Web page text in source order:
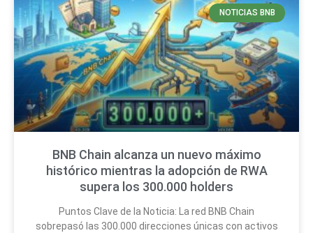
NOTICIAS BNB
BNB Chain alcanza un nuevo máximo
histórico mientras la adopción de RWA
supera los 300.000 holders
Puntos Clave de la Noticia: La red BNB Chain
sobrepasó las 300.000 direcciones únicas con activos